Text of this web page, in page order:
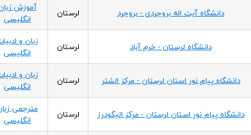
دانشگاه آیت اله بروجردی - بروجرد لرستان
آموزش
انگلیسی
دانشگاه لرستان - خرم آباد لرستان
زبان و
انگلیسی
دانشگاه پیام نور استان لرستان - مرکز الشتر لرستان
زبان و
انگلیسی
دانشگاه پیام نور استان لرستان - مرکز الیگودرز لرستان
مترجمی
انگلیسی